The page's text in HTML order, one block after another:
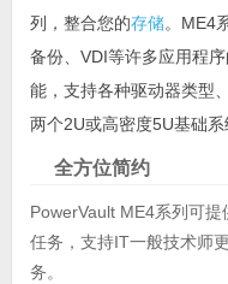
列，整合您的存储。ME4
备份、VDI等许多应用程
能，支持各种驱动器类型
两个2U或高密度5U基础系
全方位简约
PowerVault ME4系列可
任务，支持IT一般技术师
务。